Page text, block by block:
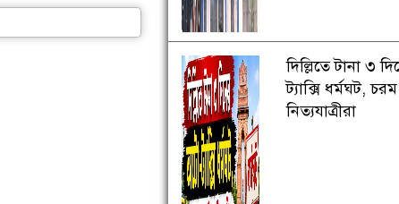
দিল্লিতে টানা ৩
ট্যাক্সি ধর্মঘট,
নিত্যযাত্রীরা